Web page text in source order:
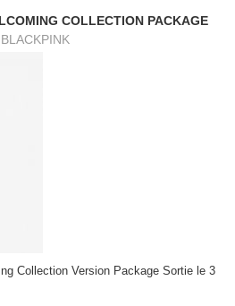
COLLECTION PACKAGE
BLACKPINK
Collection Version Package Sortie le 3